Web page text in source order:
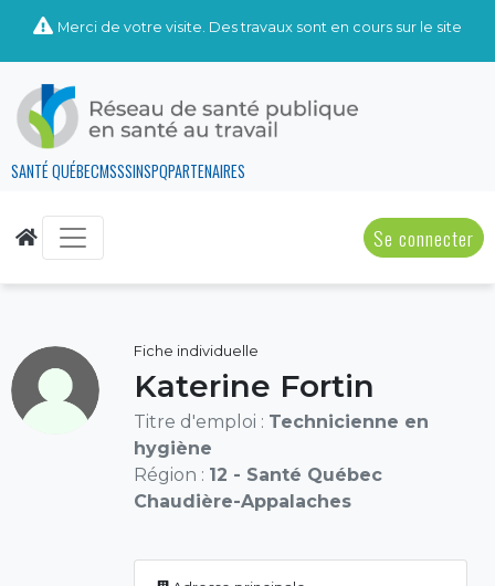
Merci de votre visite. Des travaux sont en cours sur le site
SANTÉ QUÉBECMSSSINSPQPARTENAIRES
Se connecter
Fiche individuelle
Katerine Fortin
Titre d'emploi : Technicienne en
hygiène
Région : 12 - Santé Québec
Chaudière-Appalaches